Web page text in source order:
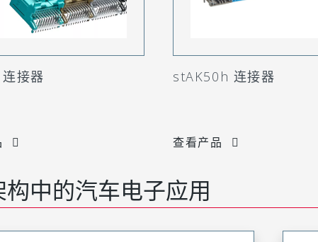
接器 stAK50h 连接器
查看产品
中的汽车电子应用